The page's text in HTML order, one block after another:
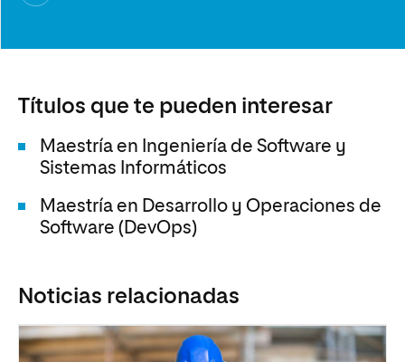
Títulos que te pueden interesar
Maestría en Ingeniería de Software y
Sistemas Informáticos
Maestría en Desarrollo y Operaciones de
Software (DevOps)
Noticias relacionadas